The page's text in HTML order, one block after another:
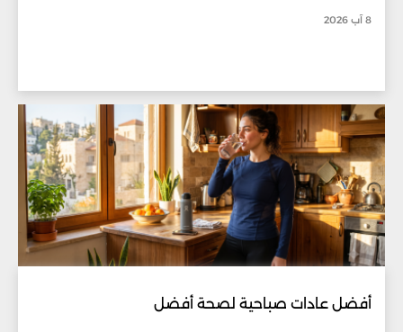
8 آب 2026
أفضل عادات صباحية لصحة أفضل